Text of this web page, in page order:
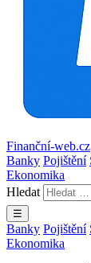
Finanční-web.cz
Banky Pojištění
Ekonomika
Hledat
☰
Banky Pojištění
Ekonomika